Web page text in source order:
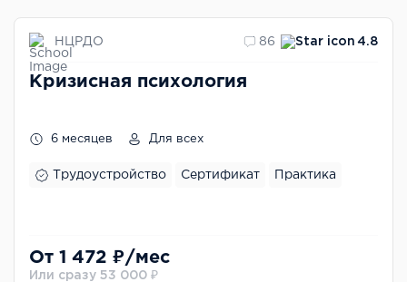
НЦРДО 86 4.8
Кризисная психология
6 месяцев Для всех
Трудоустройство Сертификат Практика
От 1 472 ₽/мес
Или сразу 53 000 ₽